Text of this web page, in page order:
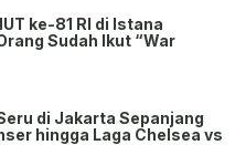
ke-81 RI di Istana
Sudah Ikut “War
di Jakarta Sepanjang
hingga Laga Chelsea vs